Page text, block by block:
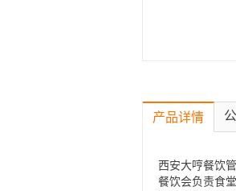
产品详情
西安大哼餐饮
餐饮会负责食